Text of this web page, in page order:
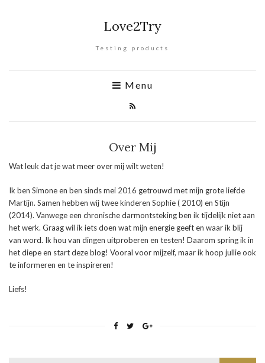
Love2Try
Testing products
Menu
Over Mij
Wat leuk dat je wat meer over mij wilt weten!
Ik ben Simone en ben sinds mei 2016 getrouwd met mijn grote liefde
Martijn. Samen hebben wij twee kinderen Sophie ( 2010) en Stijn
(2014). Vanwege een chronische darmontsteking ben ik tijdelijk niet aan
het werk. Graag wil ik iets doen wat mijn energie geeft en waar ik blij
van word. Ik hou van dingen uitproberen en testen! Daarom spring ik in
het diepe en start deze blog! Vooral voor mijzelf, maar ik hoop jullie ook
te informeren en te inspireren!
Liefs!